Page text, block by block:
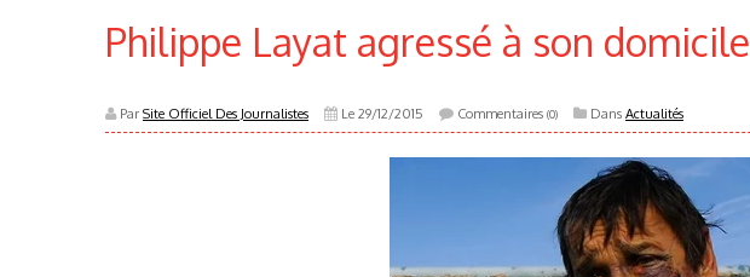
Philippe Layat agressé à son domicile
Par Site Officiel Des Journalistes Le 29/12/2015 Commentaires (0) Dans Actualités